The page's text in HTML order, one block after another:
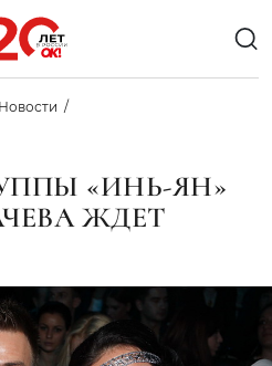
Новости
«ИНЬ-ЯН»
ЖДЕТ